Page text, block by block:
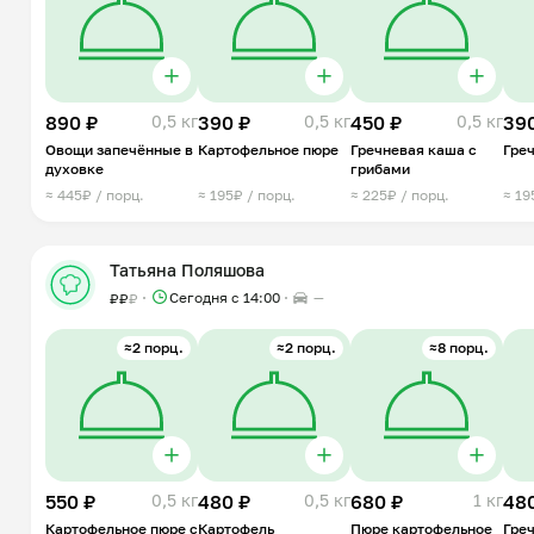
890 ₽ 0,5 кг
Овощи запечённые в
духовке
≈ 445₽ / порц.
390 ₽ 0,5 кг
Картофельное пюре
≈ 195₽ / порц.
450 ₽ 0,5 кг
Гречневая каша с
грибами
≈ 225₽ / порц.
≈
Татьяна Поляшова
₽₽₽ Сегодня с 14:00 —
≈2 порц.
550 ₽ 0,5 кг
Картофельное пюре с
≈2 порц.
480 ₽ 0,5 кг
Картофель
≈8 порц.
680 ₽ 1 кг
Пюре картофельное